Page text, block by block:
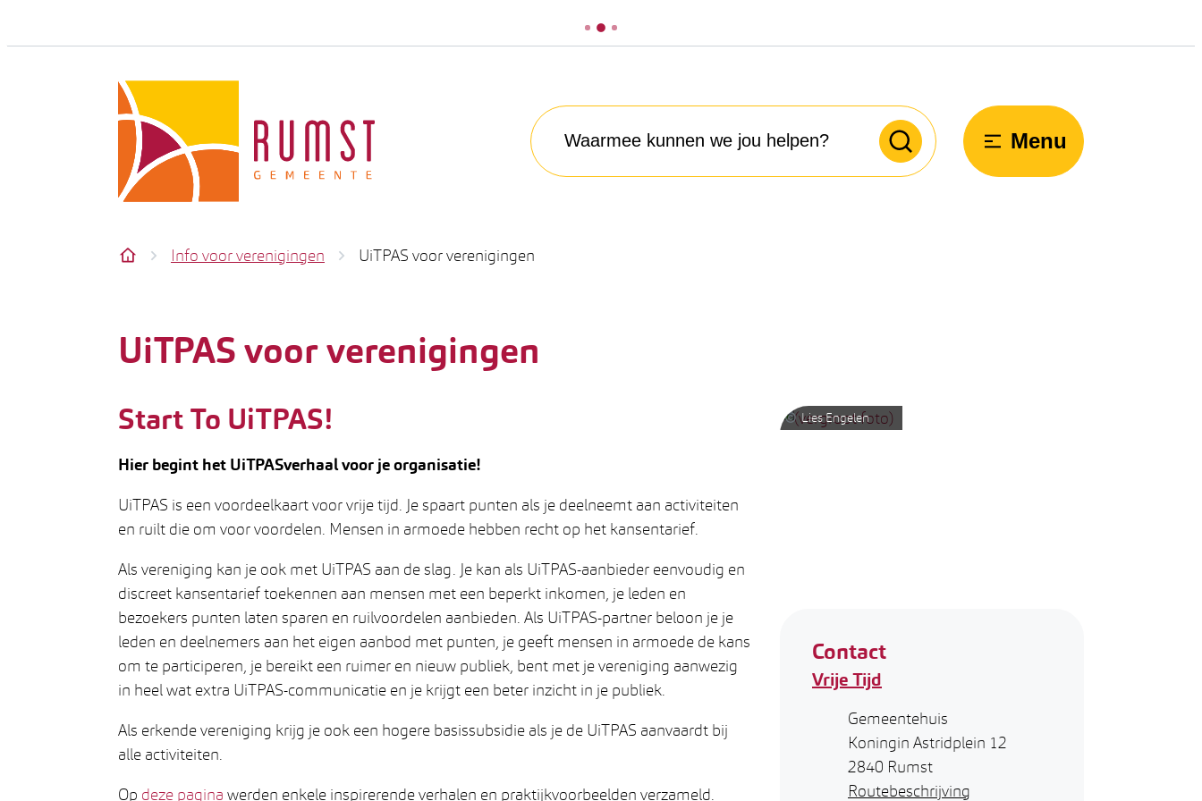
Rumst
Waarmee kunnen we jou helpen?
Zoeken Menu
Startpagina
Info voor verenigingen UiTPAS voor verenigingen
UiTPAS voor verenigingen
Start To UiTPAS!
Hier begint het UiTPASverhaal voor je organisatie!
UiTPAS is een voordeelkaart voor vrije tijd. Je spaart punten als je deelneemt aan activiteiten
en ruilt die om voor voordelen. Mensen in armoede hebben recht op het kansentarief.
Als vereniging kan je ook met UiTPAS aan de slag. Je kan als UiTPAS-aanbieder eenvoudig en
discreet kansentarief toekennen aan mensen met een beperkt inkomen, je leden en
bezoekers punten laten sparen en ruilvoordelen aanbieden. Als UiTPAS-partner beloon je je
leden en deelnemers aan het eigen aanbod met punten, je geeft mensen in armoede de kans
om te participeren, je bereikt een ruimer en nieuw publiek, bent met je vereniging aanwezig
in heel wat extra UiTPAS-communicatie en je krijgt een beter inzicht in je publiek.
Als erkende vereniging krijg je ook een hogere basissubsidie als je de UiTPAS aanvaardt bij
alle activiteiten.
Op deze pagina werden enkele inspirerende verhalen en praktijkvoorbeelden verzameld.
Lies Engelen
Contact
Vrije Tijd
AdresGemeentehuis
Koningin Astridplein 12
,2840 Rumst
Routebeschrijving